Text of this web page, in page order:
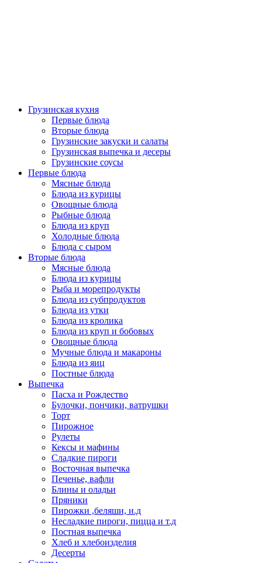
Грузинская кухня
Первые блюда
Вторые блюда
Грузинские закуски и салаты
Грузинская выпечка и десеры
Грузинские соусы
Первые блюда
Мясные блюда
Блюда из курицы
Овощные блюда
Рыбные блюда
Блюда из круп
Холодные блюда
Блюда с сыром
Вторые блюда
Мясные блюда
Блюда из курицы
Рыба и морепродукты
Блюда из субпродуктов
Блюда из утки
Блюда из кролика
Блюда из круп и бобовых
Овощные блюда
Мучные блюда и макароны
Блюда из яиц
Постные блюда
Выпечка
Пасха и Рождество
Булочки, пончики, ватрушки
Торт
Пирожное
Рулеты
Кексы и мафины
Сладкие пироги
Восточная выпечка
Печенье, вафли
Блины и оладьи
Пряники
Пирожки ,беляши, и.д
Несладкие пироги, пицца и т.д
Постная выпечка
Хлеб и хлебоизделия
Десерты